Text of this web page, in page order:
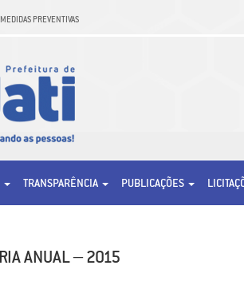
PREVENTIVAS
TRANSPARÊNCIA PUBLICAÇÕES
ANUAL – 2015